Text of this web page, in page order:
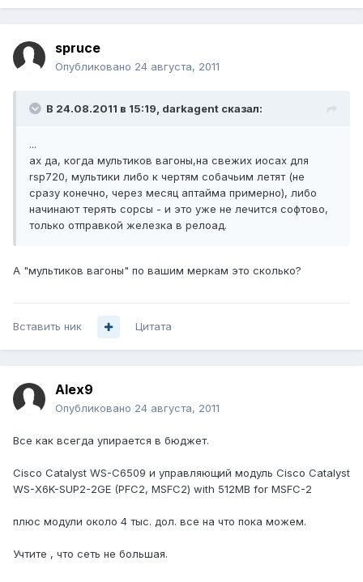
spruce
Опубликовано 24 августа, 2011
В 24.08.2011 в 15:19, darkagent сказал:
...
ах да, когда мультиков вагоны,на свежих иосах для
rsp720, мультики либо к чертям собачьим летят (не
сразу конечно, через месяц аптайма примерно), либо
начинают терять сорсы - и это уже не лечится софтово,
только отправкой железка в релоад.
А "мультиков вагоны" по вашим меркам это сколько?
Вставить ник Цитата
Alex9
Опубликовано 24 августа, 2011
Все как всегда упирается в бюджет.
Cisco Catalyst WS-C6509 и управляющий модуль Cisco Catalyst
WS-X6K-SUP2-2GE (PFC2, MSFC2) with 512MB for MSFC-2
плюс модули около 4 тыс. дол. все на что пока можем.
Учтите , что сеть не большая.